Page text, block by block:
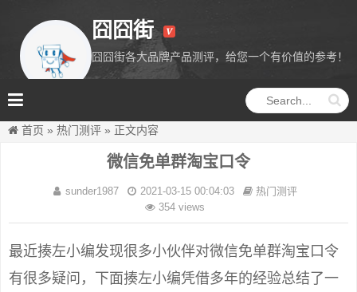
囧囧街
囧囧街各大品牌产品测评，给您一个有价值的参考！
首页 » 热门测评 » 正文内容
微信免单群淘宝口令
sunder1987 2021-03-15 00:04:03
热门测评
354 views
最近揍左小编发现很多小伙伴对微信免单群淘宝口令
有很多疑问，下面揍左小编凭借多年的经验总结了一